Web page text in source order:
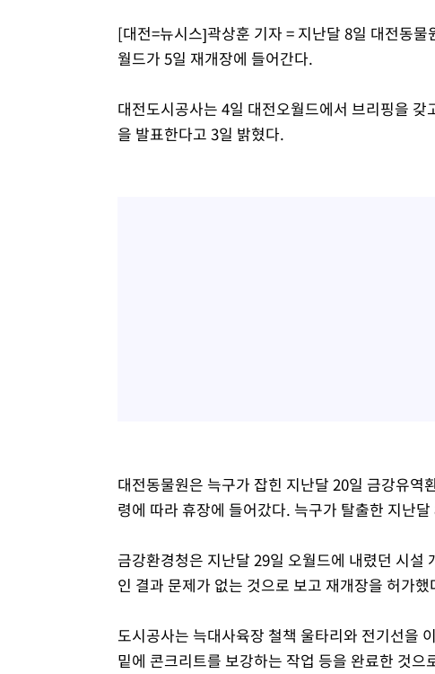
[대전=뉴시스]곽상훈 기자 = 지난달 8일 대전동
월드가 5일 재개장에 들어간다.
대전도시공사는 4일 대전오월드에서 브리핑을
을 발표한다고 3일 밝혔다.
대전동물원은 늑구가 잡힌 지난달 20일 금강유역
령에 따라 휴장에 들어갔다. 늑구가 탈출한 지난
금강환경청은 지난달 29일 오월드에 내렸던 시설
인 결과 문제가 없는 것으로 보고 재개장을 허가했
도시공사는 늑대사육장 철책 울타리와 전기선을
밑에 콘크리트를 보강하는 작업 등을 완료한 것으